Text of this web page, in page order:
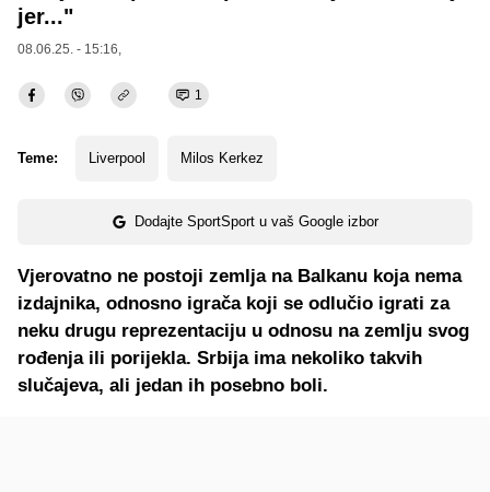
jer..."
08.06.25. - 15:16,
1
Teme: Liverpool Milos Kerkez
Dodajte SportSport u vaš Google izbor
Vjerovatno ne postoji zemlja na Balkanu koja nema
izdajnika, odnosno igrača koji se odlučio igrati za
neku drugu reprezentaciju u odnosu na zemlju svog
rođenja ili porijekla. Srbija ima nekoliko takvih
slučajeva, ali jedan ih posebno boli.